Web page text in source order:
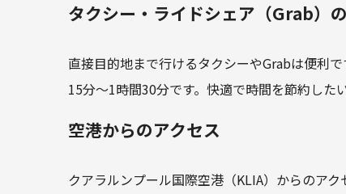
タクシー・ライドシェア（Grab）
直接目的地まで行けるタクシーやGrabは便利
15分～1時間30分です。快適で時間を節約した
空港からのアクセス
クアラルンプール国際空港（KLIA）からのア